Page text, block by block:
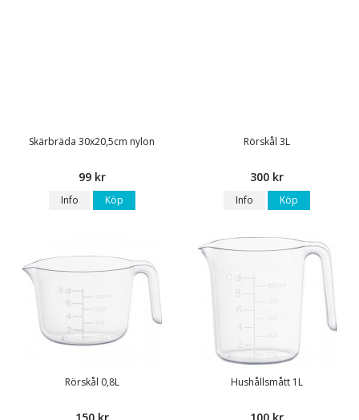
Skärbräda 30x20,5cm nylon
99 kr
Info Köp
Rörskål 3L
300 kr
Info Köp
Rörskål 0,8L Hushållsmått 1L